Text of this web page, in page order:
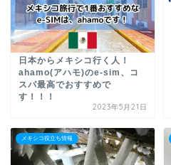
日本からメキシコ行く人！
ahamo(アハモ)のe-sim、コ
スパ最高でおすすめで
す！！！
2023年5月21日
メキシコ役立ち情報